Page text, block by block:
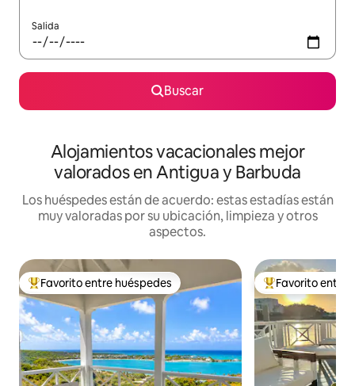
Salida
Buscar
Alojamientos vacacionales mejor
valorados en Antigua y Barbuda
Los huéspedes están de acuerdo: estas estadías están
muy valoradas por su ubicación, limpieza y otros
aspectos.
Favorito entre huéspedes preferido
Favorito entre huéspedes Favorito entre
Favorito entre